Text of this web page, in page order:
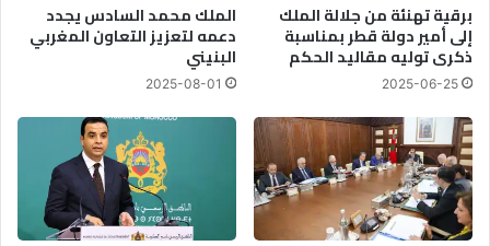
برقية تهنئة من جلالة الملك
إلى أمير دولة قطر بمناسبة
ذكرى توليه مقاليد الحكم
2025-06-25
الملك محمد السادس يجدد
دعمه لتعزيز التعاون المغربي
البنيني
2025-08-01